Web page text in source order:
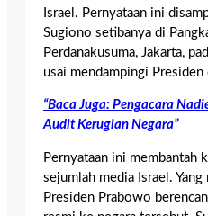
Israel. Pernyataan ini
Sugiono setibanya di
Perdanakusuma, Jakarta,
usai mendampingi
“Baca Juga: Pengacara
Audit Kerugian Negara”
Pernyataan ini membantah
sejumlah media Israel.
Presiden Prabowo